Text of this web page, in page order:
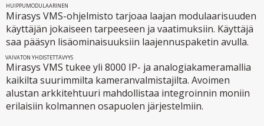
HUIPPUMODULAARINEN
Mirasys VMS-ohjelmisto tarjoaa laajan modulaarisuuden
käyttäjän jokaiseen tarpeeseen ja vaatimuksiin. Käyttäjä
saa pääsyn lisäominaisuuksiin laajennuspaketin avulla.
VAIVATON YHDISTETTÄVYYS
Mirasys VMS tukee yli 8000 IP- ja analogiakameramallia
kaikilta suurimmilta kameranvalmistajilta. Avoimen
alustan arkkitehtuuri mahdollistaa integroinnin moniin
erilaisiin kolmannen osapuolen järjestelmiin.